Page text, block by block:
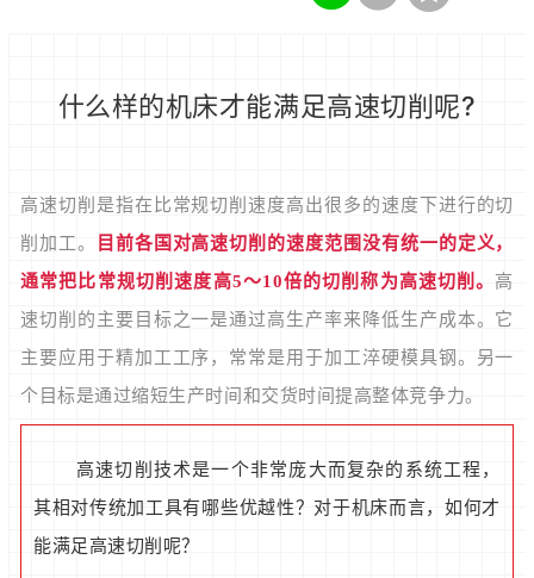
什么样的机床才能满足高速切削呢?
高速切削是指在比常规切削速度高出很多的速度下进行的切
削加工。
目前各国对高速切削的速度范围没有统一的定义，
通常把比常规切削速度高5～10倍的切削称为高速切削。 高
速切削的主要目标之一是通过高生产率来降低生产成本。它
主要应用于精加工工序，常常是用于加工淬硬模具钢。另一
个目标是通过缩短生产时间和交货时间提高整体竞争力。
高速切削技术是一个非常庞大而复杂的系统工程，
其相对传统加工具有哪些优越性？对于机床而言，如何才
能满足高速切削呢？